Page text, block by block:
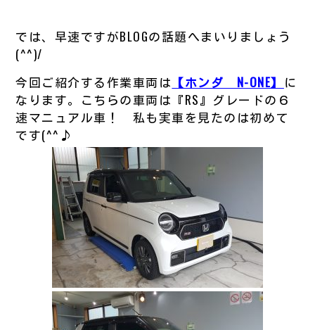
では、早速ですがBLOGの話題へまいりましょう
(^^)/
今回ご紹介する作業車両は 【ホンダ N-ONE】 に
なります。こちらの車両は『RS』グレードの６
速マニュアル車！ 私も実車を見たのは初めて
です(^^♪